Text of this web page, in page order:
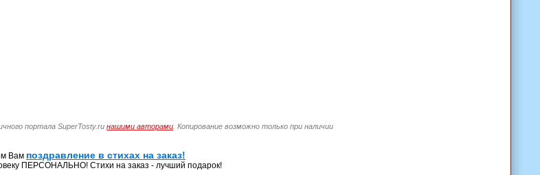
портала SuperTosty.ru нашими авторами . Копирование возможно только при наличии
Вам поздравление в стихах на заказ!
ПЕРСОНАЛЬНО! Стихи на заказ - лучший подарок!